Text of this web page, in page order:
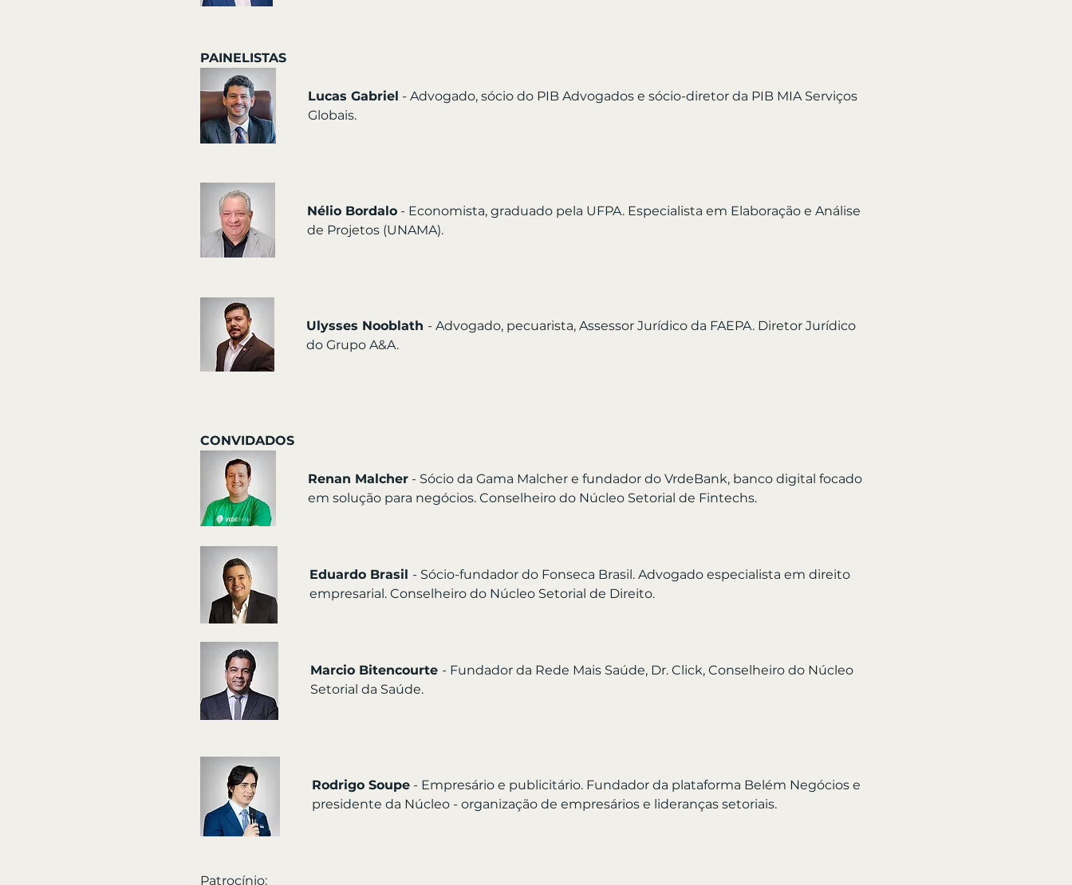
PAINELISTAS
Lucas Gabriel - Advogado, sócio do PIB Advogados e sócio-diretor da PIB MIA Serviços
Globais.
Nélio Bordalo - Economista, graduado pela UFPA. Especialista em Elaboração e Análise
de Projetos (UNAMA).
Ulysses Nooblath - Advogado, pecuarista, Assessor Jurídico da FAEPA. Diretor Jurídico
do Grupo A&A.
CONVIDADOS
Renan Malcher - Sócio da Gama Malcher e fundador do VrdeBank, banco digital focado
em solução para negócios. Conselheiro do Núcleo Setorial de Fintechs.
Eduardo Brasil - Sócio-fundador do Fonseca Brasil. Advogado especialista em direito
empresarial. Conselheiro do Núcleo Setorial de Direito.
Marcio Bitencourte - Fundador da Rede Mais Saúde, Dr. Click, Conselheiro do Núcleo
Setorial da Saúde.
Rodrigo Soupe - Empresário e publicitário. Fundador da plataforma Belém Negócios e
presidente da Núcleo - organização de empresários e lideranças setoriais.
Patrocínio: